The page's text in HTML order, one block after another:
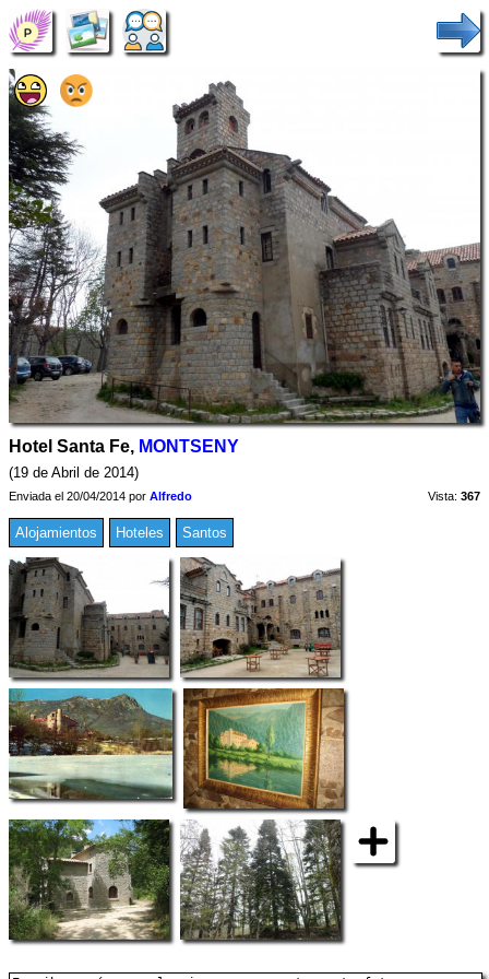
Hotel Santa Fe, MONTSENY
(19 de Abril de 2014)
Enviada el 20/04/2014 por Alfredo Vista: 367
Alojamientos Hoteles Santos